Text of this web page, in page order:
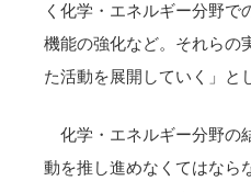
く化学・エネルギー分野
機能の強化など。それらの
た活動を展開していく」と
化学・エネルギー分野の
動を推し進めなくてはなら